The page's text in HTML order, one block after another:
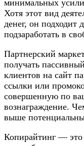
минимальных
Хотя этот вид
денег, он подходит
подзаработать в
Партнерский
получать
клиентов на сайт
ссылки или
совершенную по
вознаграждение.
выше
Копирайтинг — это